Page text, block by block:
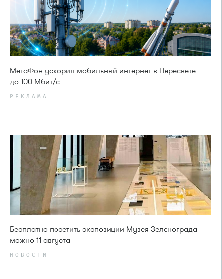
МегаФон ускорил мобильный интернет в Пересвете
до 100 Мбит/с
РЕКЛАМА
Бесплатно посетить экспозиции Музея Зеленограда
можно 11 августа
НОВОСТИ